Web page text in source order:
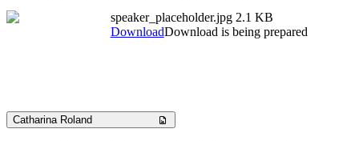
speaker_placeholder.jpg 2.1 KB
DownloadDownload is being prepared
Catharina Roland